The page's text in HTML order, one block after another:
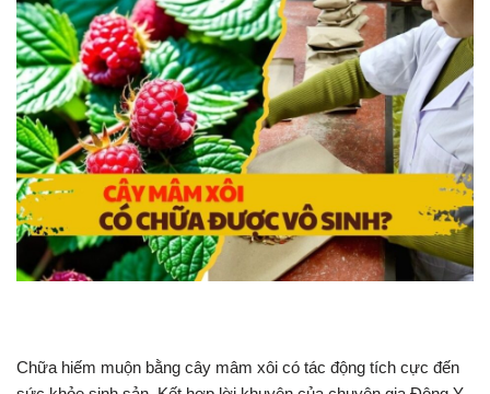
Chữa hiếm muộn bằng cây mâm xôi có tác động tích cực đến